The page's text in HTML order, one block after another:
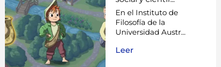
En el Instituto de
Filosofía de la
Universidad Austr...
Leer